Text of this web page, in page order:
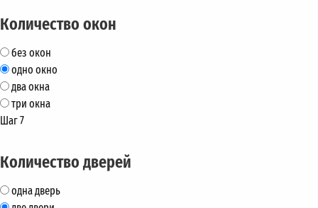
Количество окон
без окон
одно окно
два окна
три окна
Шаг 7
Количество дверей
одна дверь